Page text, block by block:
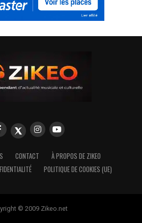
CONTACT
À PROPOS DE ZIKEO
POLITIQUE DE COOKIES (UE)
© 2009 Zikeo.net